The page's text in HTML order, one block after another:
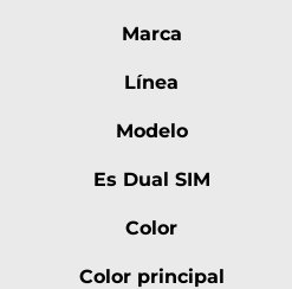
Marca
Línea
Modelo
Es Dual SIM
Color
Color principal